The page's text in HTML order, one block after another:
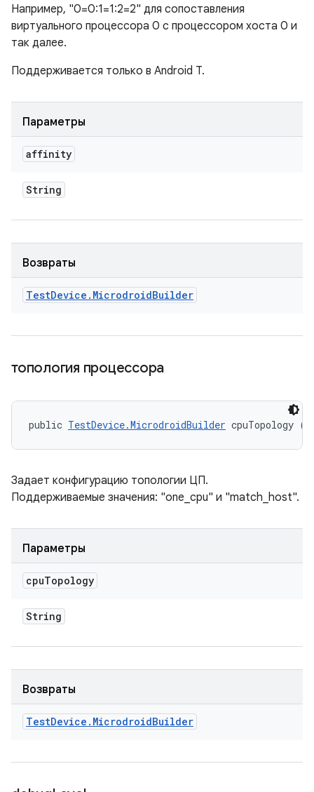
Например, "0=0:1=1:2=2" для сопоставления
виртуального процессора 0 с процессором хоста 0 и
так далее.
Поддерживается только в Android T.
Параметры
affinity
String
Возвраты
TestDevice . MicrodroidBuilder
топология процессора
public TestDevice.MicrodroidBuilder cpuTopology
Задает конфигурацию топологии ЦП.
Поддерживаемые значения: "one_cpu" и "match_host".
Параметры
cpuTopology
String
Возвраты
TestDevice . MicrodroidBuilder